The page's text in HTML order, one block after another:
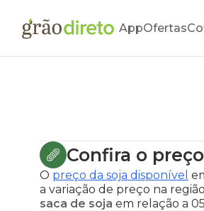
AppOfertas
Confira o
O preço da soja disponível
a variação de preço na
saca de soja em relação a